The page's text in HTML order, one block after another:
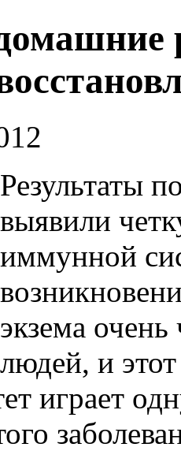
Результаты
выявили
иммунной
экзема
людей, и
играет